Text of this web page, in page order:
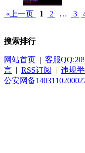
«上一页 1 2 … 3
搜索排行
网站首页 | 客服
言 | RSS订阅 | 违规
公安网备